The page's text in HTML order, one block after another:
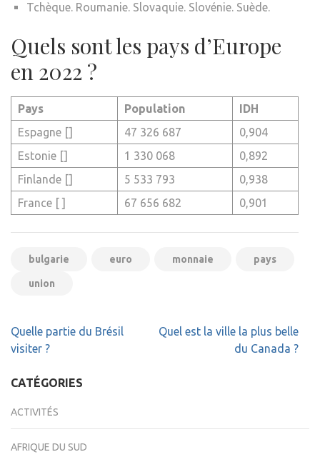
Tchèque. Roumanie. Slovaquie. Slovénie. Suède.
Quels sont les pays d’Europe
en 2022 ?
Pays Population
IDH
Espagne []
47 326 687
0,904
Estonie []
1 330 068
0,892
Finlande []
5 533 793
0,938
France [ ]
67 656 682 0,901
bulgarie euro monnaie pays
union
Navigation
de
Quelle partie du Brésil
visiter ?
Quel est la ville la plus belle
du Canada ?
CATÉGORIES
ACTIVITÉS
AFRIQUE DU SUD